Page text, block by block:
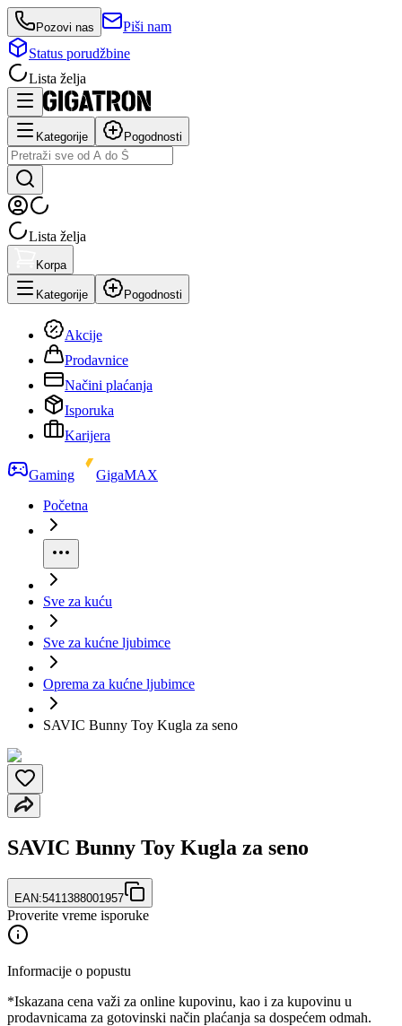
Pozovi nas
Piši nam
Status porudžbine
Lista želja
Kategorije Pogodnosti
Lista želja
Korpa
Kategorije Pogodnosti
Akcije
Prodavnice
Načini plaćanja
Isporuka
Karijera
Gaming
GigaMAX
Početna
Sve za kuću
Sve za kućne ljubimce
Oprema za kućne ljubimce
SAVIC Bunny Toy Kugla za seno
SAVIC Bunny Toy Kugla za seno
EAN:5411388001957
Proverite vreme isporuke
Informacije o popustu
*Iskazana cena važi za online kupovinu, kao i za kupovinu u
prodavnicama za gotovinski način plaćanja sa dospećem odmah.